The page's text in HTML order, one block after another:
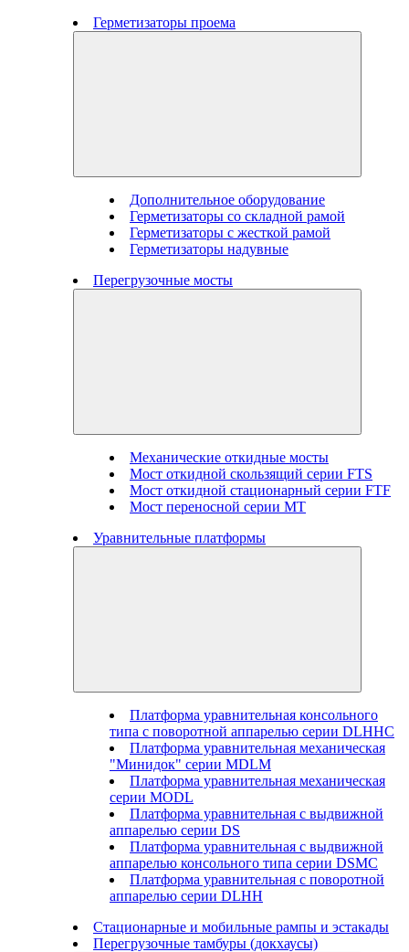
Герметизаторы проема
Дополнительное оборудование
Герметизаторы со складной рамой
Герметизаторы с жесткой рамой
Герметизаторы надувные
Перегрузочные мосты
Механические откидные мосты
Мост откидной скользящий серии FTS
Мост откидной стационарный серии FTF
Мост переносной серии MT
Уравнительные платформы
Платформа уравнительная консольного
типа с поворотной аппарелью серии DLHHC
Платформа уравнительная механическая
"Минидок" серии MDLM
Платформа уравнительная механическая
серии MODL
Платформа уравнительная с выдвижной
аппарелью серии DS
Платформа уравнительная с выдвижной
аппарелью консольного типа серии DSMC
Платформа уравнительная с поворотной
аппарелью серии DLHH
Стационарные и мобильные рампы и эстакады
Перегрузочные тамбуры (докхаусы)